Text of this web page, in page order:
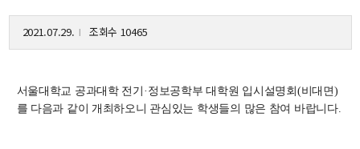
오시는 길
교수
전임교수
2021.07.29. 조회수 10465
서울대학교 공과대학 전기 · 정보공학부 대학원 입시설명회 (비대면)
를 다음과 같이 개최하오니 관심있는 학생들의 많은 참여 바랍니다.